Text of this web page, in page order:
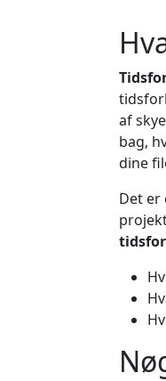
af
bag,
dine
Det er